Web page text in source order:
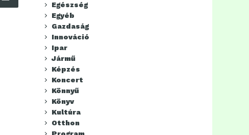
Egészség
Egyéb
Gazdaság
Innováció
Ipar
Jármű
Képzés
Koncert
Könnyű
Könyv
Kultúra
Otthon